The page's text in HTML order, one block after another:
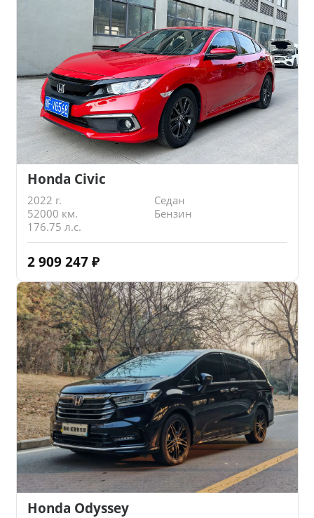
Honda Civic
2022 г.
Седан
52000 км.
Бензин
176.75 л.с.
2 909 247 ₽
Honda Odyssey